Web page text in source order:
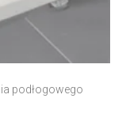
podłogowego